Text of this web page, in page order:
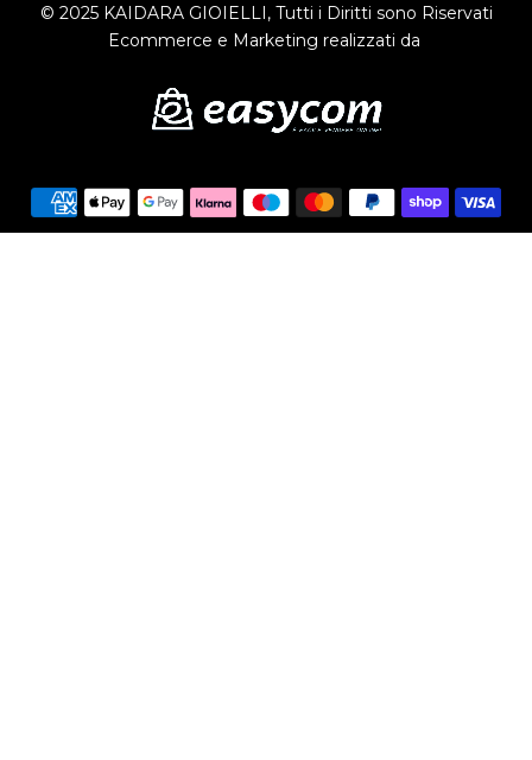
© 2025 KAIDARA GIOIELLI, Tutti i Diritti sono Riservati
Ecommerce e Marketing realizzati da